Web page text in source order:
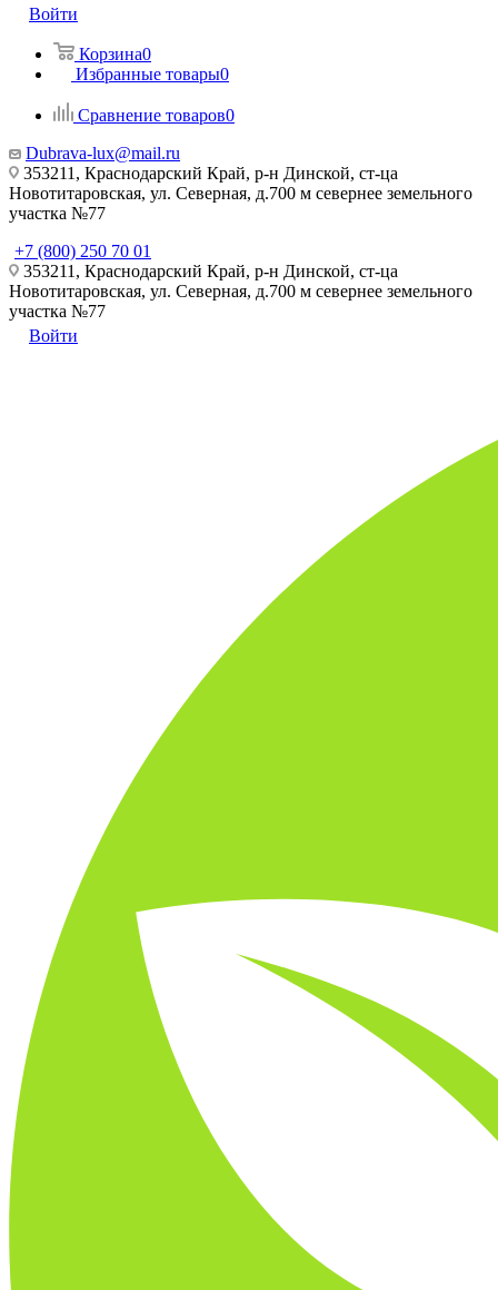
Войти
Корзина0
Избранные товары0
Сравнение товаров0
Dubrava-lux@mail.ru
353211, Краснодарский Край, р-н Динской, ст-ца
Новотитаровская, ул. Северная, д.700 м севернее земельного
участка №77
+7 (800) 250 70 01
353211, Краснодарский Край, р-н Динской, ст-ца
Новотитаровская, ул. Северная, д.700 м севернее земельного
участка №77
Войти